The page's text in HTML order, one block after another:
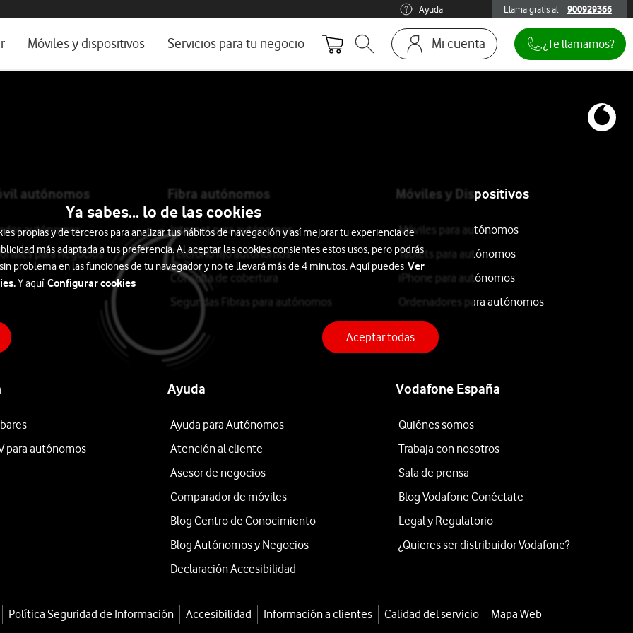
ayuda e idioma Ayuda Llama gratis al
900929366 900929366
Móviles y dispositivos Servicios para tu negocio
Abrir buscador. Abre en ventana modal
Mi cuenta
Ir a la pagina acceso clientes
¿Te llamamos?
autónomos
autónomos
para negocios
Fibra autónomos
Internet para autónomos
Teléfono fijo autónomos
Consulta de cobertura
Segundas Fibras para autónomos
Móviles y Dispositivos
Móviles para autónomos
Tablets para autónomos
iPhone para autónomos
Ordenadores para autónomos
para autónomos
Ayuda
Ayuda para Autónomos
Atención al cliente
Asesor de negocios
Comparador de móviles
Blog Centro de Conocimiento
Blog Autónomos y Negocios
Declaración Accesibilidad
Vodafone España
Quiénes somos
Trabaja con nosotros
Sala de prensa
Blog Vodafone Conéctate
Legal y Regulatorio
¿Quieres ser distribuidor Vodafone?
Política Seguridad de Información Accesibilidad Información a clientes Calidad del servicio Mapa Web
Ya sabes... lo de las cookies
propias y de terceros para analizar tus hábitos de navegación y así mejorar tu experiencia de
más adaptada a tus preferencia. Al aceptar las cookies consientes estos usos, pero podrás
problema en las funciones de tu navegador y no te llevará más de 4 minutos. Aquí puedes Ver
Y aquí Configurar cookies
Aceptar todas